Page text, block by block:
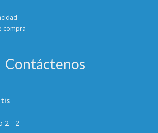
compra
Contáctenos
2 - 2